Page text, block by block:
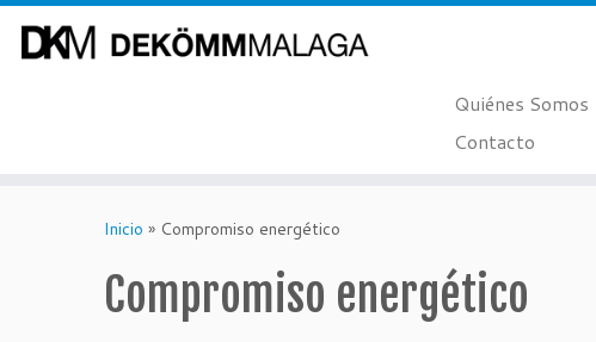
Quiénes Somos
Contacto
Inicio » Compromiso energético
Compromiso energético